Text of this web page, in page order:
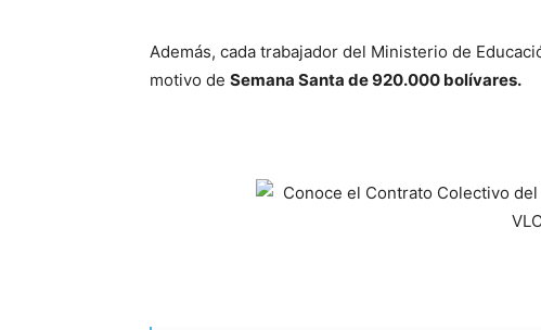
Además, cada trabajador del Ministerio de
motivo de Semana Santa de 920.000 bolívares.